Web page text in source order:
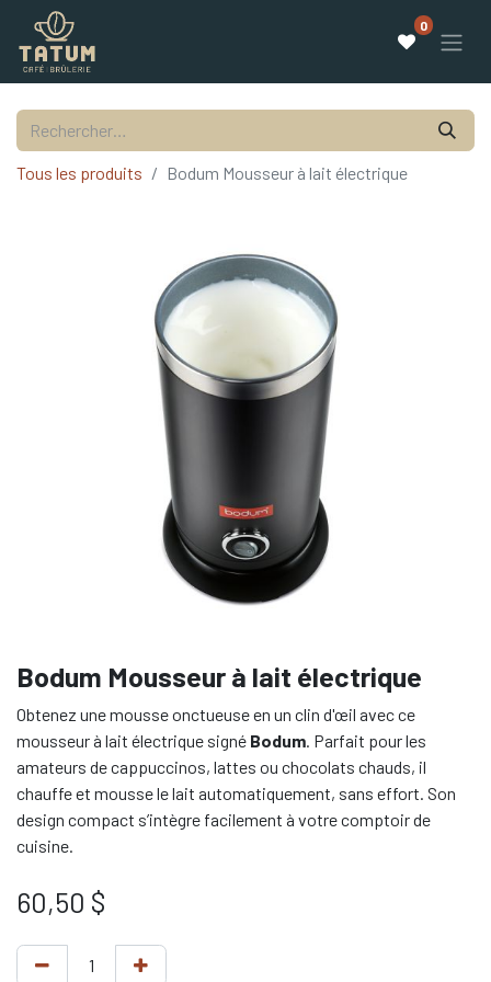
0
Tous les produits Bodum Mousseur à lait électrique
Bodum Mousseur à lait électrique
Obtenez une mousse onctueuse en un clin d'œil avec ce
mousseur à lait électrique signé Bodum. Parfait pour les
amateurs de cappuccinos, lattes ou chocolats chauds, il
chauffe et mousse le lait automatiquement, sans effort. Son
design compact s’intègre facilement à votre comptoir de
cuisine.
60,50 $